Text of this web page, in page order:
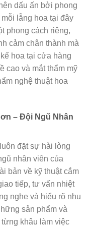
dấu ấn bởi phong
lẵng hoa tại đây
phong cách riêng,
cảm chân thành mà
hoa tại cửa hàng
cao và mắt thẩm mỹ
nghệ thuật hoa
– Đội Ngũ Nhân
đặt sự hài lòng
nhân viên của
bản về kỹ thuật cắm
tiếp, tư vấn nhiệt
nghe và hiểu rõ nhu
sản phẩm và
khâu làm việc